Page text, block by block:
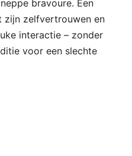
bravoure. Een
zijn zelfvertrouwen en
interactie – zonder
voor een slechte